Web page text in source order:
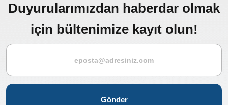
Duyurularımızdan haberdar olmak
için bültenimize kayıt olun!
Gönder